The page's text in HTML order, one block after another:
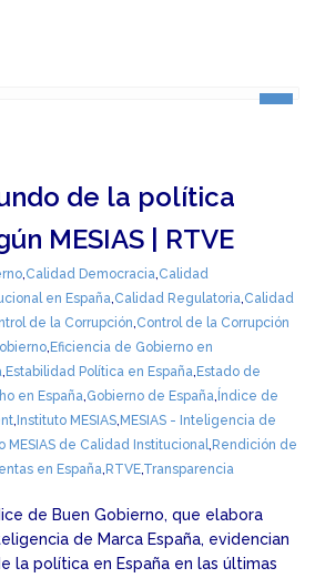
de la política
MESIAS | RTVE
,Calidad Democracia,Calidad
en España,Calidad Regulatoria,Calidad
de la Corrupción,Control de la Corrupción
, Eficiencia de Gobierno en
, Estabilidad Política en España, Estado de
en España,Gobierno de España, Índice de
, Instituto MESIAS, MESIAS - Inteligencia de
MESIAS de Calidad Institucional, Rendición de
en España, RTVE,Transparencia
de Buen Gobierno, que elabora
de Marca España, evidencian
la política en España en las últimas